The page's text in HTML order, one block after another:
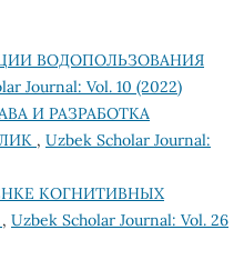
ВОДОПОЛЬЗОВАНИЯ
Journal: Vol. 10 (2022)
И РАЗРАБОТКА
, Uzbek Scholar Journal:
КОГНИТИВНЫХ
, Uzbek Scholar Journal: Vol. 26